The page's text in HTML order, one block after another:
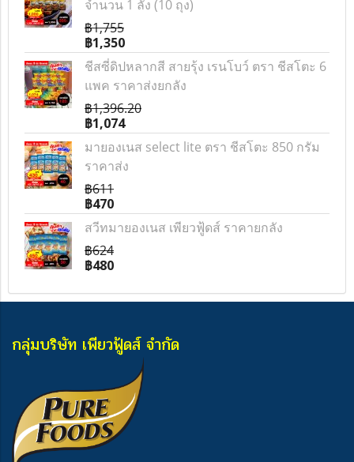
จำนวน 1 ลัง (10 ถุง)
฿1,755
฿1,350
ชีสซี่ดิปหลากสี สายรุ้ง เรนโบว์ ตรา ชีสโตะ 6
แพค ราคาส่งยกลัง
฿1,396.20
฿1,074
มายองเนส select lite ตรา ชีสโตะ 850 กรัม
ราคาส่ง
฿611
฿470
สวีทมายองเนส เพียวฟู้ดส์ ราคายกลัง
฿624
฿480
กลุ่มบริษัท เพียวฟู้ดส์ จำกัด